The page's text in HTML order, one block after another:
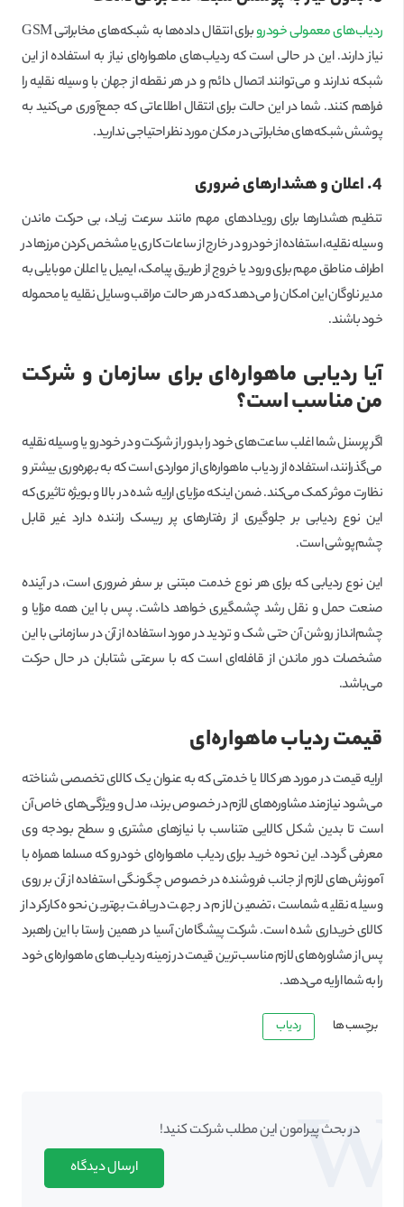
ردیاب‌های معمولی خودرو
برای انتقال داده‌ها به شبکه‌های مخابراتی GSM
نیاز دارند. این در حالی است که ردیاب‌های ماهواره‌ای نیاز به استفاده از این
شبکه ندارند و می‌توانند اتصال دائم و در هر نقطه از جهان با وسیله نقلیه را
فراهم کنند. شما در این حالت برای انتقال اطلاعاتی که جمع‌آوری می‌کنید به
پوشش شبکه‌های مخابراتی در مکان مورد نظر احتیاجی ندارید.
4. اعلان و هشدارهای ضروری
تنظیم هشدارها برای رویدادهای مهم مانند سرعت زیاد، بی حرکت ماندن
وسیله نقلیه، استفاده از خودرو در خارج از ساعات کاری یا مشخص کردن مرزها در
اطراف مناطق مهم برای ورود یا خروج از طریق پیامک، ایمیل یا اعلان موبایلی به
مدیر ناوگان این امکان را می‌دهد که در هر حالت مراقب وسایل نقلیه یا محموله
خود باشند.
آیا ردیابی ماهواره‌ای برای سازمان و شرکت
من مناسب است؟
اگر پرسنل شما اغلب ساعت‌های خود را بدور از شرکت و در خودرو یا وسیله نقلیه
می‌گذرانند، استفاده از ردیاب ماهواره‌ای از مواردی است که به بهره‌وری بیشتر و
نظارت موثر کمک می‌کند. ضمن اینکه مزایای ارایه شده در بالا و بویژه تاثیری که
این نوع ردیابی بر جلوگیری از رفتارهای پر ریسک راننده دارد غیر قابل
چشم‌پوشی است.
این نوع ردیابی که برای هر نوع خدمت مبتنی بر سفر ضروری است، در آینده
صنعت حمل و نقل رشد چشمگیری خواهد داشت. پس با این همه مزایا و
چشم‌انداز روشن آن حتی شک و تردید در مورد استفاده از آن در سازمانی با این
مشخصات دور ماندن از قافله‌ای است که با سرعتی شتابان در حال حرکت
می‌باشد.
قیمت ردیاب ماهواره‌ای
ارایه قیمت در مورد هر کالا یا خدمتی که به عنوان یک کالای تخصصی شناخته
می‌شود نیازمند مشاوره‌های لازم در خصوص برند، مدل و ویژگی‌های خاص آن
است تا بدین شکل کالایی متناسب با نیازهای مشتری و سطح بودجه وی
معرفی گردد. این نحوه خرید برای ردیاب ماهواره‌ای خودرو که مسلما همراه با
آموزش‌های لازم از جانب فروشنده در خصوص چگونگی استفاده از آن بر روی
وسیله نقلیه شماست، تضمین لازم در جهت دریافت بهترین نحوه کارکرد از
کالای خریداری شده است. شرکت پیشگامان آسیا در همین راستا با این راهبرد
پس از مشاوره‌های لازم مناسب‌ترین قیمت در زمینه ردیاب‌های ماهواره‌ای خود
را به شما ارایه می‌دهد.
برچسب ها ردیاب
در بحث‌‌ پیرامون این مطلب شرکت کنید!
ارسال دیدگاه